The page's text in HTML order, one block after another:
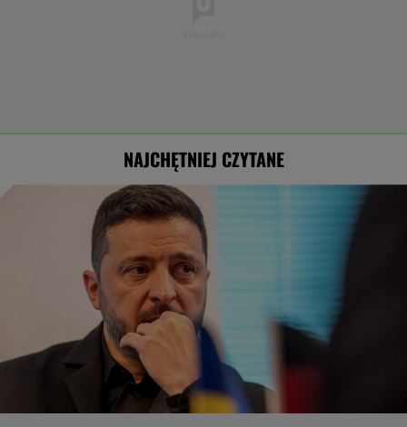
NAJCHĘTNIEJ CZYTANE